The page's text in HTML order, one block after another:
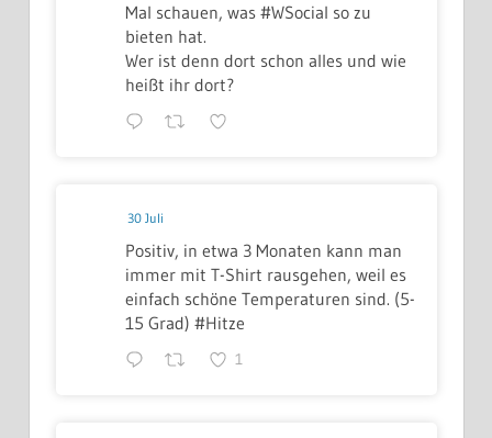
Mal schauen, was #WSocial so zu
bieten hat.
Wer ist denn dort schon alles und wie
heißt ihr dort?
30 Juli
Positiv, in etwa 3 Monaten kann man
immer mit T-Shirt rausgehen, weil es
einfach schöne Temperaturen sind. (5-
15 Grad) #Hitze
1